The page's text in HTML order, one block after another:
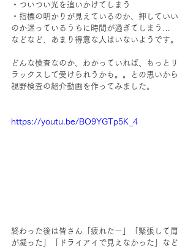
・ついつい光を追いかけてしまう
・指標の明かりが見えているのか、押していい
のか迷っているうちに時間が過ぎてしまう…
などなど、あまり得意な人はいないようです。
どんな検査なのか、わかっていれば、もっとリ
ラックスして受けられうかも。。との思いから
視野検査の紹介動画を作ってみました。
https://youtu.be/BO9YGTp5K_4
終わった後は皆さん「疲れたー」「緊張して肩
が凝った」「ドライアイで見えなかった」など